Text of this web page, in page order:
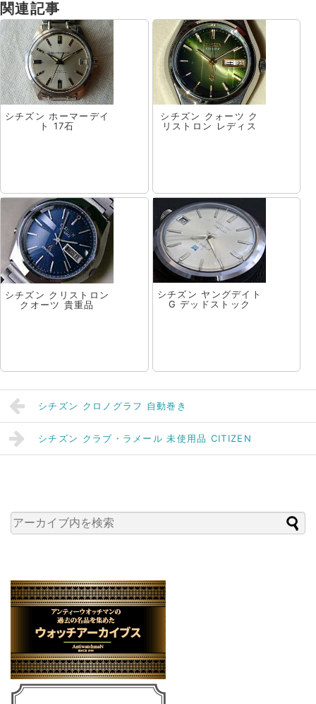
関連記事
シチズン ホーマーデイ
ト 17石
シチズン クォーツ ク
リストロン レディス
シチズン クリストロン
クオーツ 貴重品
シチズン ヤングデイト
G デッドストック
シチズン クロノグラフ 自動巻き
シチズン クラブ・ラメール 未使用品 CITIZEN